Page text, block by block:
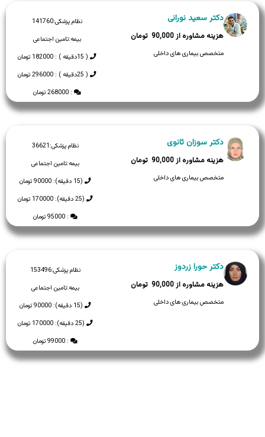
نظام پزشکی:141760
بیمه:تامین اجتماعی
( 15دقیقه ) : 182000 تومان
( 25دقیقه ) : 296000 تومان
: 268000 تومان
دکتر سعید نورانی
90,000
متخصص بیماری های داخلی
نظام پزشکی:36621
بیمه:تامین اجتماعی
(15 دقیقه): 90000 تومان
(25 دقیقه): 170000 تومان
: 95000 تومان
دکتر سوزان ثانوی
90,000
متخصص بیماری های داخلی
نظام پزشکی:153496
بیمه:تامین اجتماعی
(15 دقیقه): 90000 تومان
(25 دقیقه): 170000 تومان
: 99000 تومان
دکتر حورا زردوز
90,000
متخصص بیماری های داخلی